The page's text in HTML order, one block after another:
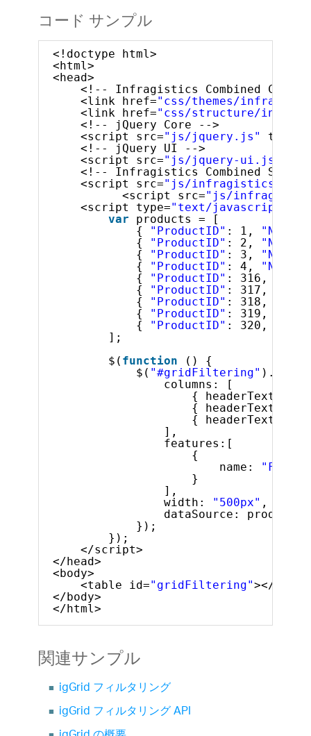
コード サンプル
<!doctype html>
<html>
<head>
<!-- Infragistics Combined CSS --
<link href="css/themes/
<link href="css/structure/
<!-- jQuery Core -->
<script src="js/jquery.js" type=
<!-- jQuery UI -->
<script src="js/jquery-ui.js"
<!-- Infragistics Combined
<script src="js/
<script src="js/
<script type="text/javascript"
var
products = [
{
"ProductID" : 1, "Name"
{
"ProductID" : 2, "Name"
{
"ProductID" : 3, "Name"
{
"ProductID" : 4, "Name"
{
"ProductID" : 316,
{
"ProductID" : 317,
{
"ProductID" : 318,
{
"ProductID" : 319,
{
"ProductID" : 320,
];
$( function
() {
$( "#gridFiltering"
columns: [
{ headerText:
{ headerText:
{ headerText:
],
features:[
{
name:
}
],
width:
"500px" ,
dataSource: products
});
});
</script>
</head>
<body>
<table id="gridFiltering"></
</body>
</html>
関連サンプル
igGrid フィルタリング
igGrid フィルタリング API